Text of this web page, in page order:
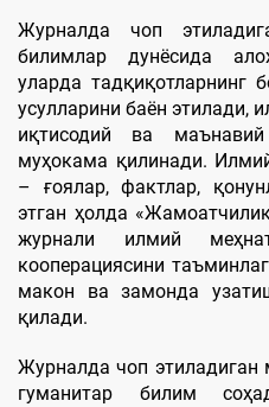
Журналда чоп
билимлар дунёсида
уларда тадқиқотларнинг
усулларини баён этилади,
иқтисодий ва
муҳокама қилинади.
– ғоялар, фактлар,
этган ҳолда
журнали илмий
кооперациясини
макон ва замонда
қилади.
Журналда чоп
гуманитар билим